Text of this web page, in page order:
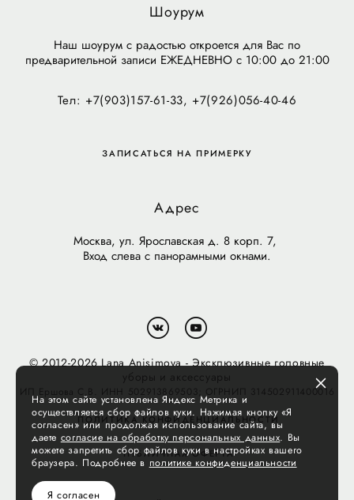
Шоурум
Наш шоурум с радостью откроется для Вас по
предварительной записи ЕЖЕДНЕВНО с 10:00 до 21:00
Тел: +7(903)157-61-33, +7(926)056-40-46
ЗАПИСАТЬСЯ НА ПРИМЕРКУ
Адрес
Москва, ул. Ярославская д. 8 корп. 7,
Вход слева с панорамными окнами.
© 2012-2026 Lana Anisimova - Эксклюзивные головные
уборы и аксессуары
ИП Ершова С.В. ИНН 502913869503; ОГРНИП 314502911400016
ПОЛИТИКА КОНФИДЕНЦИАЛЬНОСТИ
ПУБЛИЧНАЯ ОФЕРТА
На этом сайте установлена Яндекс Метрика и
осуществляется сбор файлов куки. Нажимая кнопку «Я
согласен» или продолжая использование сайта, вы
даете согласие на обработку персональных данных. Вы
можете запретить сбор файлов куки в настройках вашего
браузера. Подробнее в политике конфиденциальности
Я согласен